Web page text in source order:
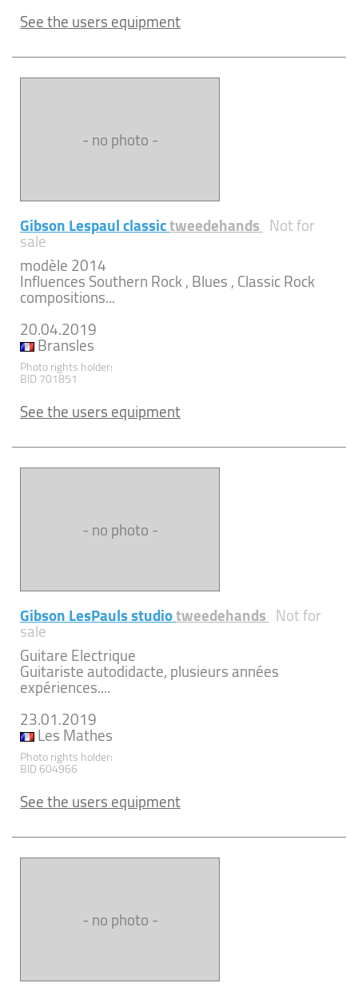
See the users equipment
- no photo -
Gibson Lespaul classictweedehands Not for
sale
modèle 2014
Influences Southern Rock , Blues , Classic Rock
compositions...
20.04.2019
Bransles
Photo rights holder:
BID 701851
See the users equipment
- no photo -
Gibson LesPauls studiotweedehands Not for
sale
Guitare Electrique
Guitariste autodidacte, plusieurs années
expériences....
23.01.2019
Les Mathes
Photo rights holder:
BID 604966
See the users equipment
- no photo -